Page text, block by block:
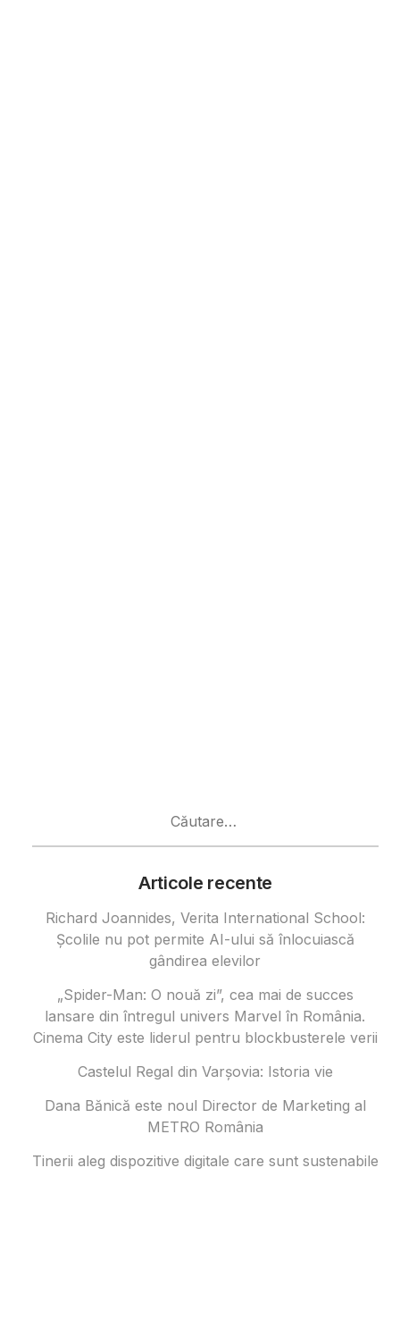
Articole recente
Richard Joannides, Verita International School:
Școlile nu pot permite AI-ului să înlocuiască
gândirea elevilor
„Spider-Man: O nouă zi”, cea mai de succes
lansare din întregul univers Marvel în România.
Cinema City este liderul pentru blockbusterele verii
Castelul Regal din Varșovia: Istoria vie
Dana Bănică este noul Director de Marketing al
METRO România
Tinerii aleg dispozitive digitale care sunt sustenabile